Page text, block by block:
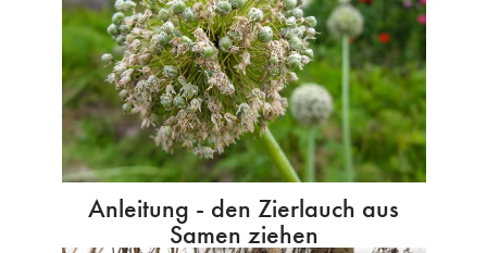
Anleitung - den Zierlauch aus
Samen ziehen